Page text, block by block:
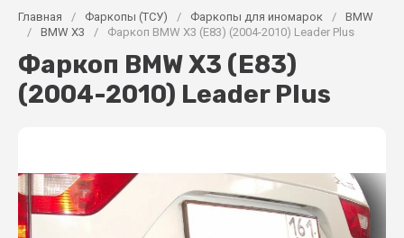
Главная / Фаркопы (ТСУ) / Фаркопы для иномарок /
BMW
/
BMW X3 / Фаркоп BMW X3 (E83) (2004-2010) Leader Plus
Фаркоп BMW X3 (E83)
(2004-2010) Leader Plus